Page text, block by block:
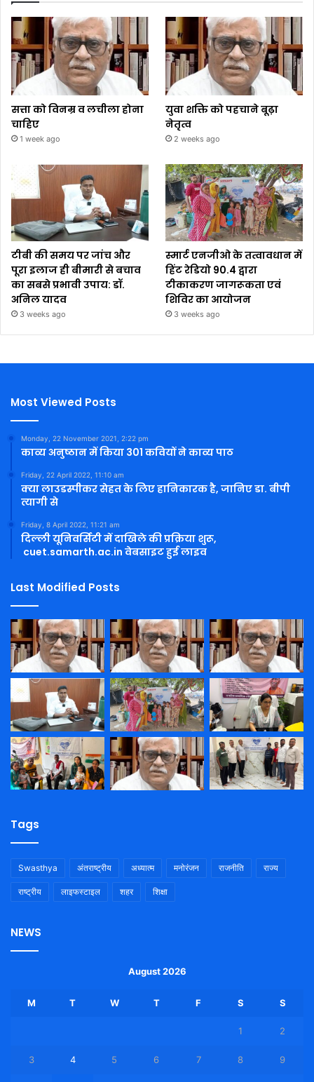
सत्ता को विनम्र व लचीला होना
चाहिए
1 week ago
युवा शक्ति को पहचाने बूढ़ा
नेतृत्व
2 weeks ago
टीबी की समय पर जांच और
पूरा इलाज ही बीमारी से बचाव
का सबसे प्रभावी उपाय: डॉ.
अनिल यादव
3 weeks ago
स्मार्ट एनजीओ के तत्वावधान में
हिंट रेडियो 90.4 द्वारा
टीकाकरण जागरूकता एवं
शिविर का आयोजन
3 weeks ago
Most Viewed Posts
Monday, 22 November 2021, 2:22 pm
काव्य अनुष्ठान में किया 301 कवियों ने काव्य पाठ
Friday, 22 April 2022, 11:10 am
क्या लाउडस्पीकर सेहत के लिए हानिकारक है, जानिए डा. बीपी
त्यागी से
Friday, 8 April 2022, 11:21 am
दिल्ली यूनिवर्सिटी में दाखिले की प्रक्रिया शुरू,
cuet.samarth.ac.in वेबसाइट हुई लाइव
Last Modified Posts
Tags
Swasthya अंतराष्ट्रीय अध्यात्म मनोरंजन राजनीति राज्य
राष्ट्रीय लाइफस्टाइल शहर शिक्षा
NEWS
August 2026
M T W T F S S
1 2
3 4 5 6 7 8 9